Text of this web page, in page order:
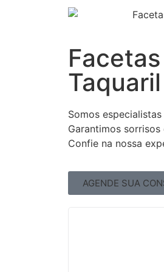
Somos especialistas
Garantimos
Confie na nossa
AGENDE SUA